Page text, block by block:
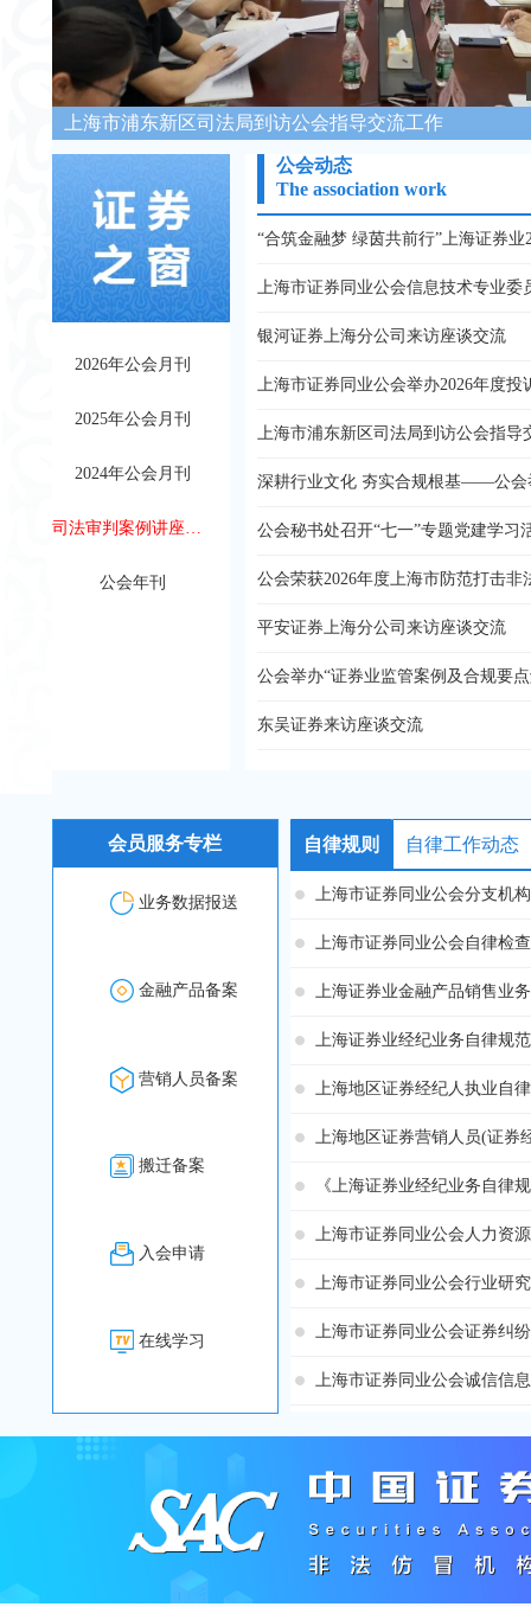
上海市浦东新区司法局到访公会指导交流工作
2026年公会月刊
2025年公会月刊
2024年公会月刊
公会年刊
公会动态
The association work
银河证券上海分公司来访座谈交流
上海市浦东新区司法局到访公会指导
公会秘书处召开“七一”专题党建学习
平安证券上海分公司来访座谈交流
公会举办“证券业监管案例及合规要
东吴证券来访座谈交流
会员服务专栏
业务数据报送
金融产品备案
营销人员备案
搬迁备案
入会申请
在线学习
自律规则 自律工作动态
上海证券业金融产品销售业
上海证券业经纪业务自律规范
上海地区证券经纪人执业自
《上海证券业经纪业务自律
上海市证券同业公会诚信信